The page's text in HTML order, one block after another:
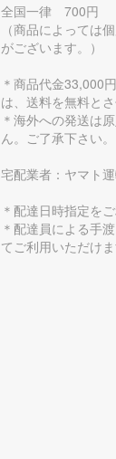
全国一律 700円
（商品によっては
がございます。）
＊商品代金33,000
は、送料を無料と
＊海外への発送は
ん。ご了承下さい。
宅配業者：ヤマト
＊配達日時指定を
＊配達員による手
てご利用いただけま